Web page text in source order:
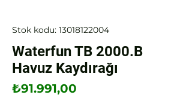
Stok kodu: 13018122004
Waterfun TB 2000.B
Havuz Kaydırağı
₺91.991,00